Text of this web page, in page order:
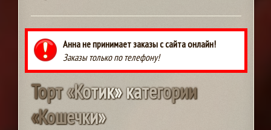
Анна не принимает заказы с сайта онлайн!
Заказы только по телефону!
Торт«Котик»категории
«Кошечки»